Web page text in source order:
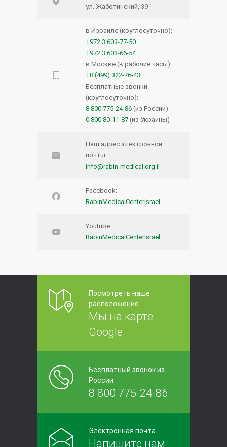
ул. Жаботинский, 39
в Израиле (круглосуточно):
+972 3 603-77-50
+972 3 603-66-54
в Москве (в рабочие часы):
+8 (499) 322-76-43
Бесплатные звонки
(круглосуточно):
8 800 775-24-86 (из России)
0 800 80-11-87 (из Украины)
Наш адрес электронной
почты:
info@rabin-medical.org.il
Facebook:
RabinMedicalCenterIsrael
Youtube:
RabinMedicalCenterIsrael
Посмотреть наше
расположение
Мы на карте
Google
Бесплатный звонок из
России
8 800 775-24-86
Электронная почта
Напишите нам